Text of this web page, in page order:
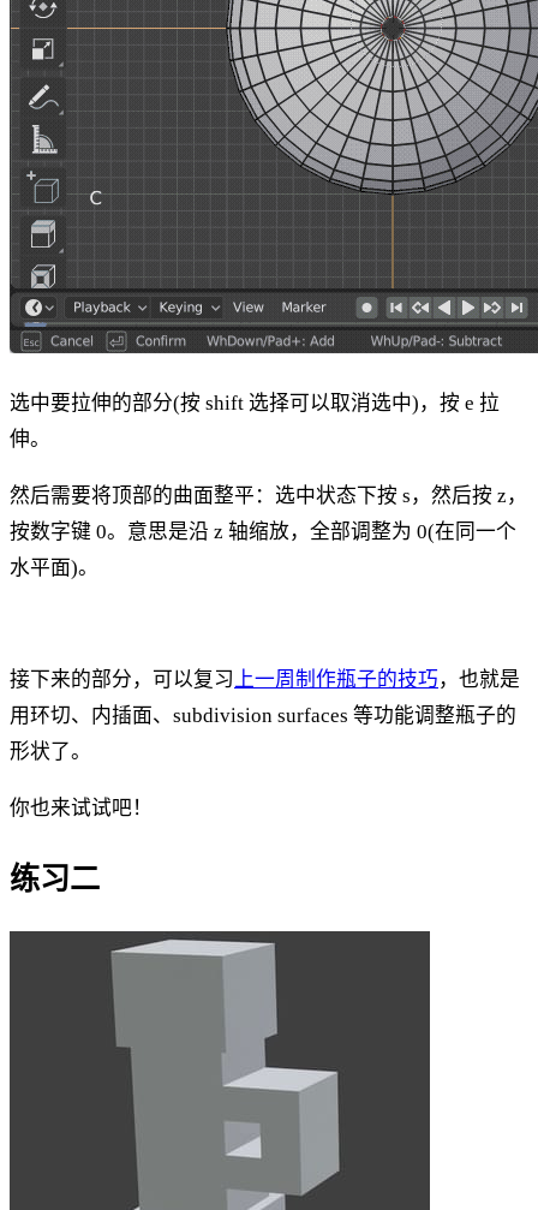
选中要拉伸的部分(按 shift 选择可以取消选中)，按 e 拉
伸。
然后需要将顶部的曲面整平：选中状态下按 s，然后按 z，
按数字键 0。意思是沿 z 轴缩放，全部调整为 0(在同一个
水平面)。
接下来的部分，可以复习上一周制作瓶子的技巧 ，也就是
用环切、内插面、subdivision surfaces 等功能调整瓶子的
形状了。
你也来试试吧！
练习二